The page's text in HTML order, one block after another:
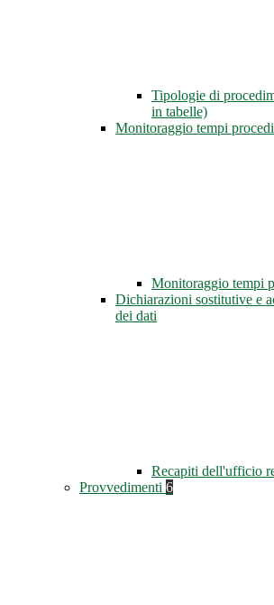
Tipologie di
in tabelle)
Monitoraggio tempi
Monitoraggio tempi
Dichiarazioni sostitutive e
dei dati
Recapiti dell'ufficio
Provvedimenti 6